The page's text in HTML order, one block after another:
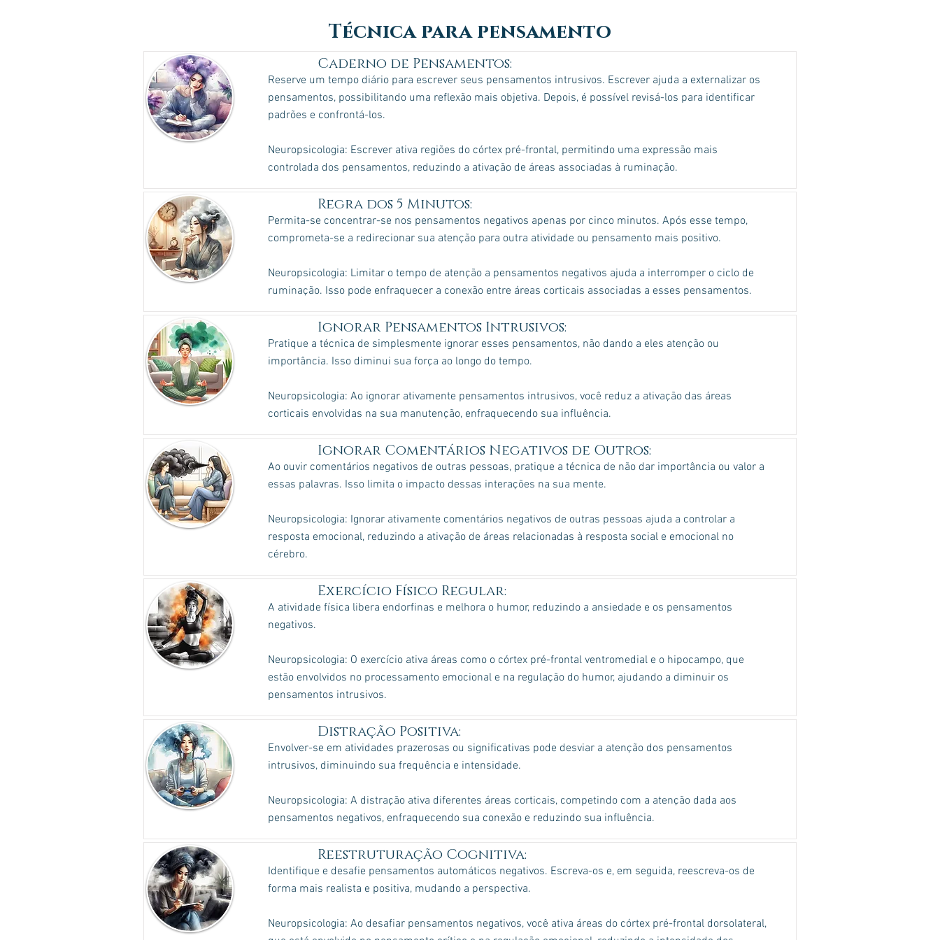
Técnica para pensamento
Caderno de Pensamentos:
Reserve um tempo diário para escrever seus pensamentos intrusivos. Escrever ajuda a externalizar os
pensamentos, possibilitando uma reflexão mais objetiva. Depois, é possível revisá-los para identificar
padrões e confrontá-los.
Neuropsicologia: Escrever ativa regiões do córtex pré-frontal, permitindo uma expressão mais
controlada dos pensamentos, reduzindo a ativação de áreas associadas à ruminação.
Regra dos 5 Minutos:
Permita-se concentrar-se nos pensamentos negativos apenas por cinco minutos. Após esse tempo,
comprometa-se a redirecionar sua atenção para outra atividade ou pensamento mais positivo.
Neuropsicologia: Limitar o tempo de atenção a pensamentos negativos ajuda a interromper o ciclo de
ruminação. Isso pode enfraquecer a conexão entre áreas corticais associadas a esses pensamentos.
Ignorar Pensamentos Intrusivos:
Pratique a técnica de simplesmente ignorar esses pensamentos, não dando a eles atenção ou
importância. Isso diminui sua força ao longo do tempo.
Neuropsicologia: Ao ignorar ativamente pensamentos intrusivos, você reduz a ativação das áreas
corticais envolvidas na sua manutenção, enfraquecendo sua influência.
Ignorar Comentários Negativos de Outros:
Ao ouvir comentários negativos de outras pessoas, pratique a técnica de não dar importância ou valor a
essas palavras. Isso limita o impacto dessas interações na sua mente.
Neuropsicologia: Ignorar ativamente comentários negativos de outras pessoas ajuda a controlar a
resposta emocional, reduzindo a ativação de áreas relacionadas à resposta social e emocional no
cérebro.
Exercício Físico Regular:
A atividade física libera endorfinas e melhora o humor, reduzindo a ansiedade e os pensamentos
negativos.
Neuropsicologia: O exercício ativa áreas como o córtex pré-frontal ventromedial e o hipocampo, que
estão envolvidos no processamento emocional e na regulação do humor, ajudando a diminuir os
pensamentos intrusivos.
Distração Positiva:
Envolver-se em atividades prazerosas ou significativas pode desviar a atenção dos pensamentos
intrusivos, diminuindo sua frequência e intensidade.
Neuropsicologia: A distração ativa diferentes áreas corticais, competindo com a atenção dada aos
pensamentos negativos, enfraquecendo sua conexão e reduzindo sua influência.
Reestruturação Cognitiva:
Identifique e desafie pensamentos automáticos negativos. Escreva-os e, em seguida, reescreva-os de
forma mais realista e positiva, mudando a perspectiva.
Neuropsicologia: Ao desafiar pensamentos negativos, você ativa áreas do córtex pré-frontal dorsolateral,